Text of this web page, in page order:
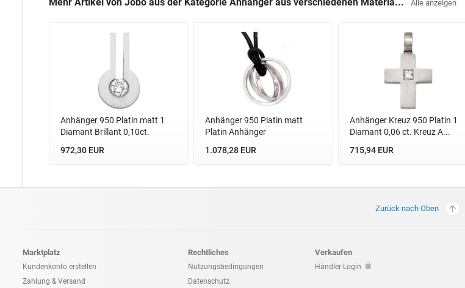
Alle anzeigen
Anhänger 950 Platin matt 1
Diamant Brillant 0,10ct.
972,30 EUR
Anhänger 950 Platin matt
Platin Anhänger
1.078,28 EUR
Anhänger Kreuz 950 Platin 1
Diamant 0,06 ct. Kreuz A...
715,94 EUR
Zurück nach Oben
Marktplatz
Kundenkonto erstellen
Zahlung & Versand
Rechtliches
Nutzungsbedingungen
Datenschutz
Verkaufen
Händler-Login